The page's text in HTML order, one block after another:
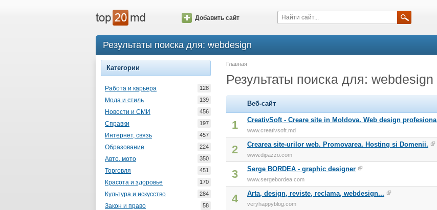
Добавить сайт
Результаты поиска для: webdesign
Категории
Работа и карьера 128
Мода и стиль 139
Новости и СМИ 456
Справки 197
Интернет, связь 457
Образование 224
Авто, мото 350
Торговля 451
Красота и здоровье 170
Культура и искусство 284
Закон и право 58
Главная
Результаты поиска для: webdesign
Веб-сайт
1 CreativSoft - Creare site in Moldova. Web design
www.creativsoft.md
2 Crearea site-urilor web. Promovarea. Hosting si Domenii.
www.dipazzo.com
3 Serge BORDEA - graphic designer
www.sergebordea.com
4 Arta, design, reviste, reclama, webdesign...
veryhappyblog.com